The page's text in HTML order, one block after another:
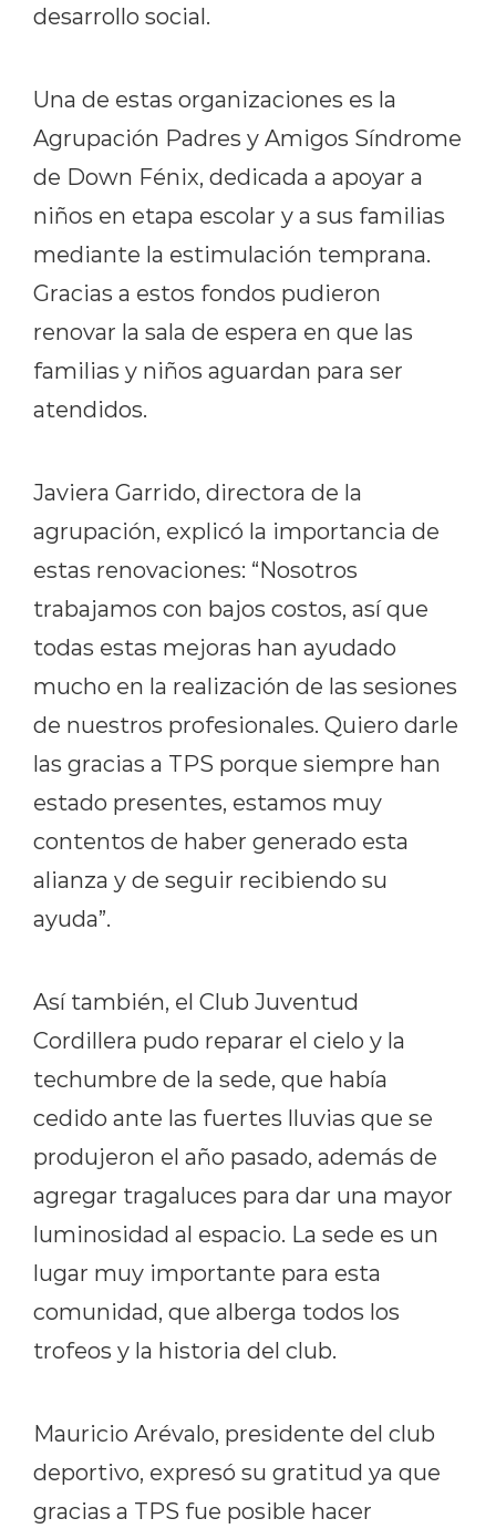
desarrollo social.
Una de estas organizaciones es la
Agrupación Padres y Amigos Síndrome
de Down Fénix, dedicada a apoyar a
niños en etapa escolar y a sus familias
mediante la estimulación temprana.
Gracias a estos fondos pudieron
renovar la sala de espera en que las
familias y niños aguardan para ser
atendidos.
Javiera Garrido, directora de la
agrupación, explicó la importancia de
estas renovaciones: “Nosotros
trabajamos con bajos costos, así que
todas estas mejoras han ayudado
mucho en la realización de las sesiones
de nuestros profesionales. Quiero darle
las gracias a TPS porque siempre han
estado presentes, estamos muy
contentos de haber generado esta
alianza y de seguir recibiendo su
ayuda”.
Así también, el Club Juventud
Cordillera pudo reparar el cielo y la
techumbre de la sede, que había
cedido ante las fuertes lluvias que se
produjeron el año pasado, además de
agregar tragaluces para dar una mayor
luminosidad al espacio. La sede es un
lugar muy importante para esta
comunidad, que alberga todos los
trofeos y la historia del club.
Mauricio Arévalo, presidente del club
deportivo, expresó su gratitud ya que
gracias a TPS fue posible hacer